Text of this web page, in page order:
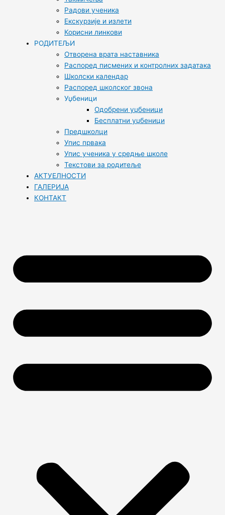
Радови ученика
Екскурзије и излети
Корисни линкови
РОДИТЕЉИ
Отворена врата наставника
Распоред писмених и контролних задатака
Школски календар
Распоред школског звона
Уџбеници
Одобрени уџбеници
Бесплатни уџбеници
Предшколци
Упис првака
Упис ученика у средње школе
Текстови за родитеље
АКТУЕЛНОСТИ
ГАЛЕРИЈА
КОНТАКТ